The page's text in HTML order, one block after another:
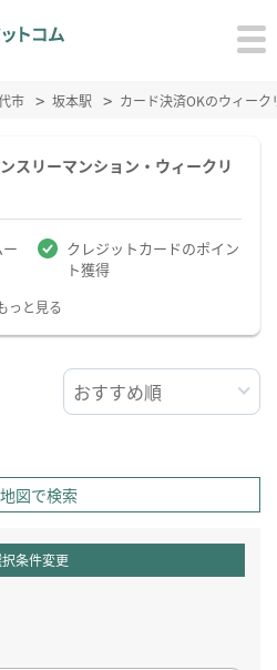
市 坂本駅 カード決済OKのウィー
スリーマンション・ウィークリ
クレジットカードのポイン
ト獲得
っと見る
地図で検索
条件変更